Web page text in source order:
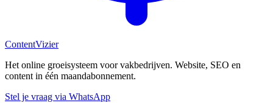
ContentVizier
Het online groeisysteem voor vakbedrijven. Website, SEO en
content in één maandabonnement.
Stel je vraag via WhatsApp